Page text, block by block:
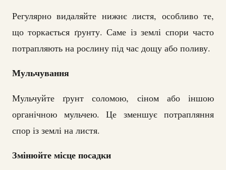
Регулярно видаляйте нижнє листя, особливо те,
що торкається ґрунту. Саме із землі спори часто
потрапляють на рослину під час дощу або поливу.
Мульчування
Мульчуйте ґрунт соломою, сіном або іншою
органічною мульчею. Це зменшує потрапляння
спор із землі на листя.
Змінюйте місце посадки